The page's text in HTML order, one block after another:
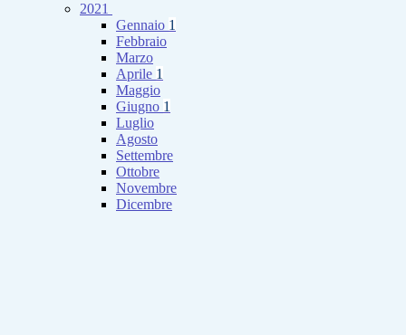
2021
Gennaio 1
Febbraio
Marzo
Aprile 1
Maggio
Giugno 1
Luglio
Agosto
Settembre
Ottobre
Novembre
Dicembre